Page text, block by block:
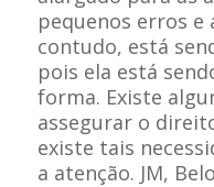
pequenos erros e
contudo, está
pois ela está
forma. Existe
assegurar o
existe tais
a atenção. JM,